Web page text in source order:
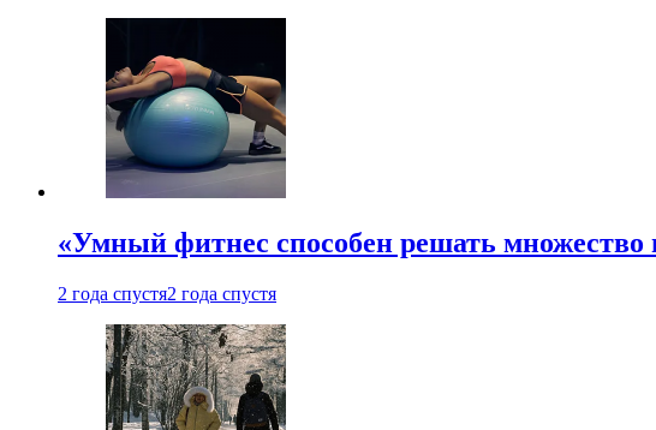
«Умный фитнес способен решать
2 года спустя2 года спустя